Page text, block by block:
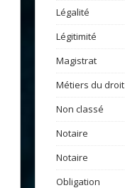
Légalité
Légitimité
Magistrat
Métiers du droit
Non classé
Notaire
Notaire
Obligation